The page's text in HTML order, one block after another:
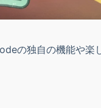
の独自の機能や楽